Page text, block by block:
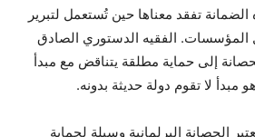
تفقد معناها حين تُستعمل لتبرير
المؤسسات. الفقيه الدستوري الصادق
إلى حماية مطلقة يتناقض مع مبدأ
مبدأ لا تقوم دولة حديثة بدونه.
الحصانة البرلمانية وسيلة لحماية